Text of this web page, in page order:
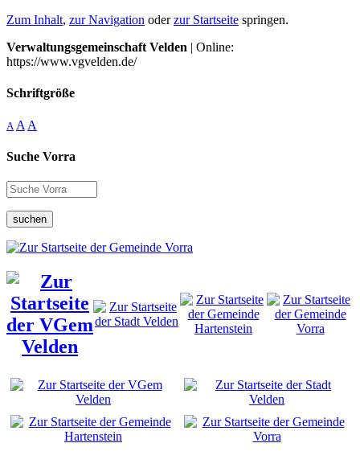
Zum Inhalt, zur Navigation oderzur Startseite springen.
Verwaltungsgemeinschaft Velden | Online:
https://www.vgvelden.de/
Schriftgröße
A A A
Suche Vorra
suchen